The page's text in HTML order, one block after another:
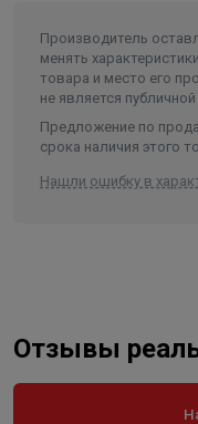
Длина в упаковке, см.
Ширина в упаковке, см.
Высота в упаковке, см.
Вес в упаковке, кг
Производитель
менять
товара и место его
не является
Предложение по
срока наличия этого
Нашли ошибку в
Отзывы